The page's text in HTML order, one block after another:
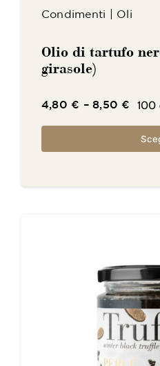
Condimenti Oli
Olio di tartufo
girasole)
4,80€ –8,50€ 100